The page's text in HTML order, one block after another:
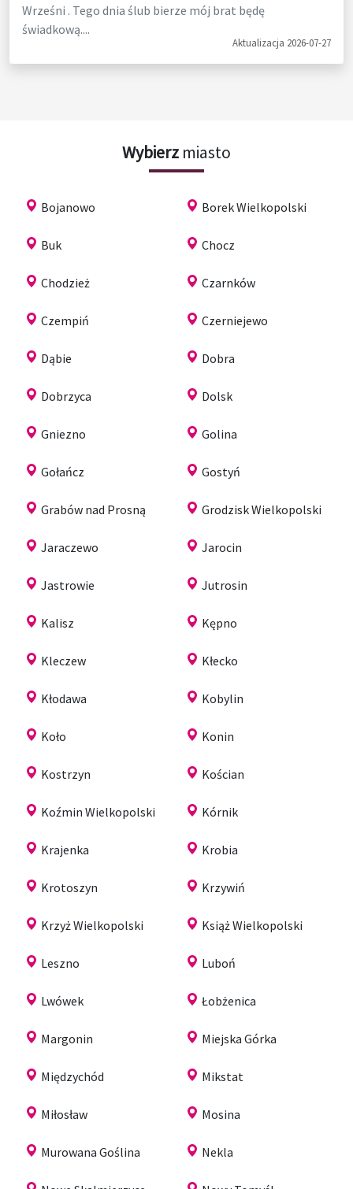
Wrześni . Tego dnia ślub bierze mój brat będę
świadkową....
Aktualizacja 2026-07-27
Wybierz miasto
Bojanowo Borek Wielkopolski
Buk Chocz
Chodzież Czarnków
Czempiń Czerniejewo
Dąbie Dobra
Dobrzyca Dolsk
Gniezno Golina
Gołańcz Gostyń
Grabów nad Prosną Grodzisk Wielkopolski
Jaraczewo Jarocin
Jastrowie Jutrosin
Kalisz Kępno
Kleczew Kłecko
Kłodawa Kobylin
Koło Konin
Kostrzyn Kościan
Koźmin Wielkopolski Kórnik
Krajenka Krobia
Krotoszyn Krzywiń
Krzyż Wielkopolski Książ Wielkopolski
Leszno Luboń
Lwówek Łobżenica
Margonin Miejska Górka
Międzychód Mikstat
Miłosław Mosina
Murowana Goślina Nekla